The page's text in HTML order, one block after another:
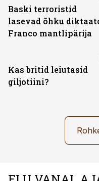
Baski terroristid
lasevad õhku
Franco mantlipärija
Kas britid leiutasid
giljotiini?